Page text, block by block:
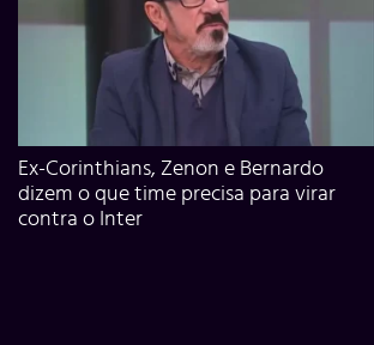
Ex-Corinthians, Zenon e Bernardo
dizem o que time precisa para virar
contra o Inter